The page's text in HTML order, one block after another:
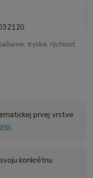
tryska, rýchlosť,
prvej vrstve
.
konkrétnu